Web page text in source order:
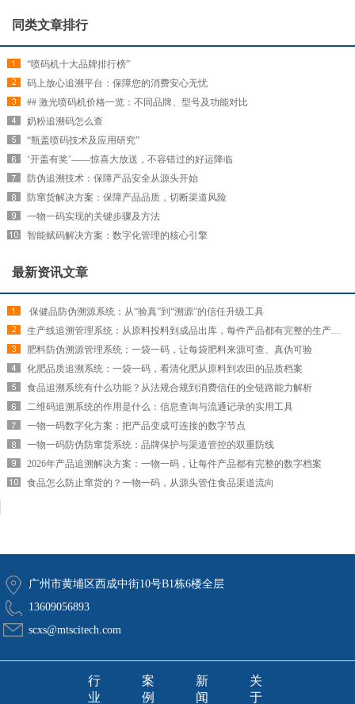
同类文章排行
“喷码机十大品牌排行榜”
码上放心追溯平台：保障您的消费安心无忧
## 激光喷码机价格一览：不同品牌、型号及功能对比
奶粉追溯码怎么查
“瓶盖喷码技术及应用研究”
‘开盖有奖’——惊喜大放送，不容错过的好运降临
防伪追溯技术：保障产品安全从源头开始
防窜货解决方案：保障产品品质，切断渠道风险
一物一码实现的关键步骤及方法
智能赋码解决方案：数字化管理的核心引擎
最新资讯文章
​ 保健品防伪溯源系统：从“验真”到“溯源”的信任升级工具
生产线追溯管理系统：从原料投料到成品出库，每件产品都有完整的生产履历
肥料防伪溯源管理系统：一袋一码，让每袋肥料来源可查、真伪可验
化肥品质追溯系统：一袋一码，看清化肥从原料到农田的品质档案
食品追溯系统有什么功能？从法规合规到消费信任的全链路能力解析
二维码追溯系统的作用是什么：信息查询与流通记录的实用工具
一物一码数字化方案：把产品变成可连接的数字节点
一物一码防伪防窜货系统：品牌保护与渠道管控的双重防线
2026年产品追溯解决方案：一物一码，让每件产品都有完整的数字档案
食品怎么防止窜货的？一物一码，从源头管住食品渠道流向
广州市黄埔区西成中街10号B1栋6楼全层
13609056893
scxs@mtscitech.com
行
业
案
例
新
闻
关
于